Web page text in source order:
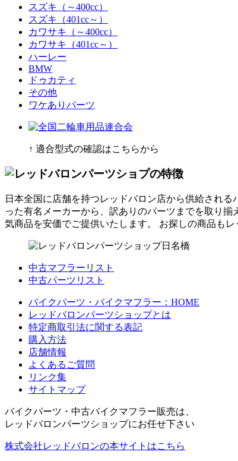
スズキ（～400cc）
スズキ（401cc～）
カワサキ（～400cc）
カワサキ（401cc～）
ハーレー
BMW
ドゥカティ
その他
ワケありパーツ
↑ 適合型式の確認はこちらから
日本全国に店舗を持つレッドバロン店から供給され
った有名メーカーから、訳ありのパーツまでを取り
気商品を安価でご提供いたします。 お探しの商品も
中古マフラーリスト
中古パーツリスト
バイクパーツ・バイクマフラー：HOME
レッドバロンパーツショップとは
特定商取引法に関する表記
購入方法
店舗情報
よくあるご質問
リンク集
サイトマップ
バイクパーツ・中古バイクマフラー販売は、
レッドバロンパーツショップにお任せ下さい
株式会社レッドバロンの本サイトはこちら